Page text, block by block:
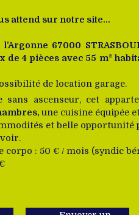
attend sur notre site...
67000
de 4 pièces avec 55 m²
de location garage.
sans ascenseur, cet
, une cuisine équipée
et belle opportunité
corpo : 50 € / mois (syndic